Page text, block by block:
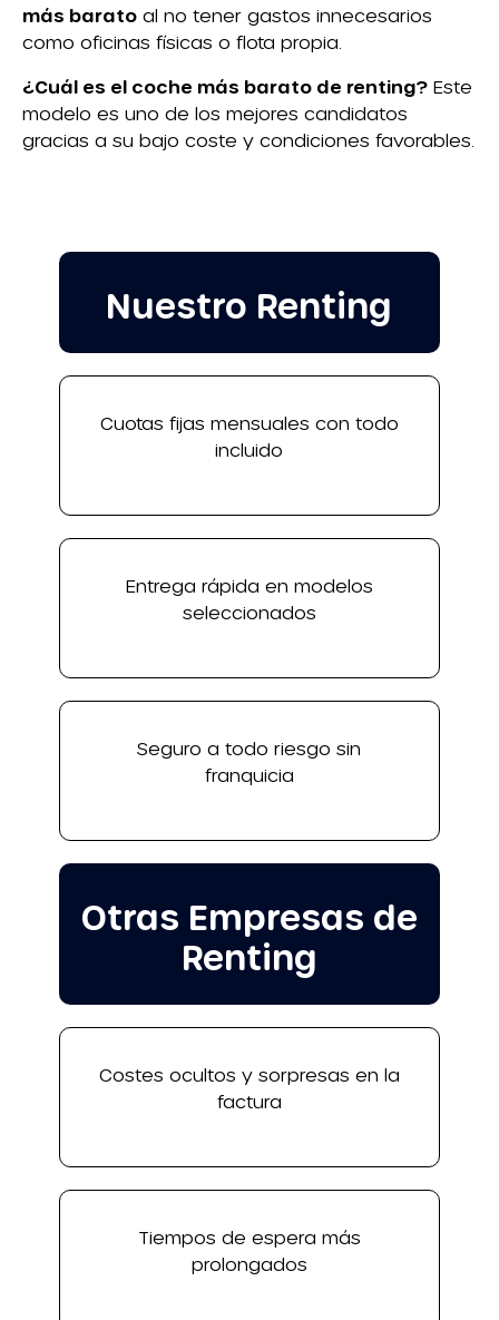
más barato al no tener gastos innecesarios
como oficinas físicas o flota propia.
¿Cuál es el coche más barato de renting? Este
modelo es uno de los mejores candidatos
gracias a su bajo coste y condiciones favorables.
Nuestro Renting
Otras Empresas de
Renting
Cuotas fijas mensuales con todo
incluido
Costes ocultos y sorpresas en la
factura
Entrega rápida en modelos
seleccionados
Tiempos de espera más
prolongados
Seguro a todo riesgo sin
franquicia